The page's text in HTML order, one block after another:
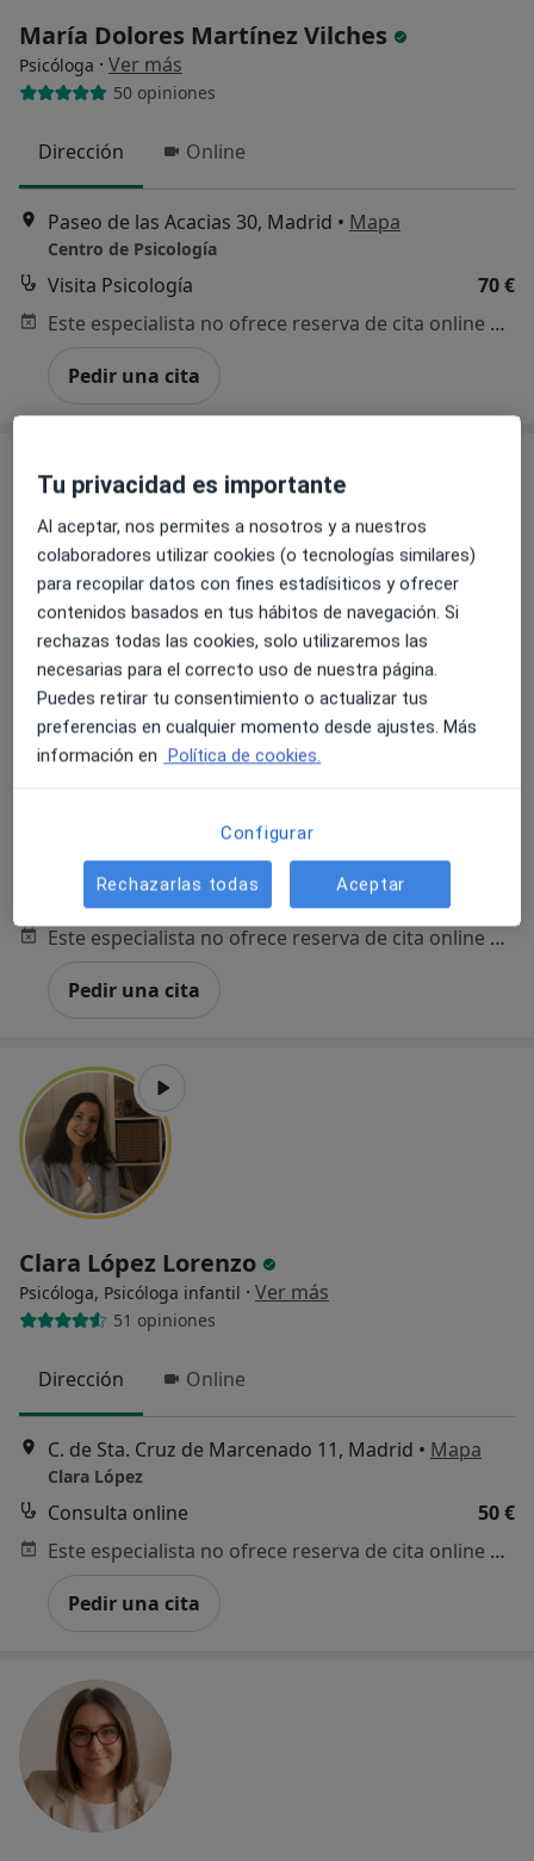
María Dolores Martínez Vilches
Psicóloga · Ver más
50 opiniones
Dirección Online
Paseo de las Acacias 30, Madrid • Mapa
Centro de Psicología
Visita Psicología
70 €
Este especialista no ofrece reserva de cita online en esta dirección.
Pedir una cita
Dr. Daniel Hernández Huerta
Psiquiatra·Ver más
77 opiniones
Dirección Online
CALLE ALCANTARA 57, 1ºF, Madrid
CONSULTA PRIVADA PSIQUIATRÍA
Consulta online
Este especialista no ofrece reserva de cita online en esta dirección.
Pedir una cita
Clara López Lorenzo
Psicóloga, Psicóloga infantil · Ver más
51 opiniones
Dirección Online
C. de Sta. Cruz de Marcenado 11, Madrid • Mapa
Clara López
Consulta online
50 €
Este especialista no ofrece reserva de cita online en esta dirección.
Pedir una cita
Tu privacidad es importante
Al aceptar, nos permites a nosotros y a nuestros
colaboradores utilizar cookies (o tecnologías similares)
para recopilar datos con fines estadísiticos y ofrecer
contenidos basados en tus hábitos de navegación. Si
rechazas todas las cookies, solo utilizaremos las
necesarias para el correcto uso de nuestra página.
Puedes retirar tu consentimiento o actualizar tus
preferencias en cualquier momento desde ajustes. Más
información en Política de cookies.
Configurar
Rechazarlas todas Aceptar